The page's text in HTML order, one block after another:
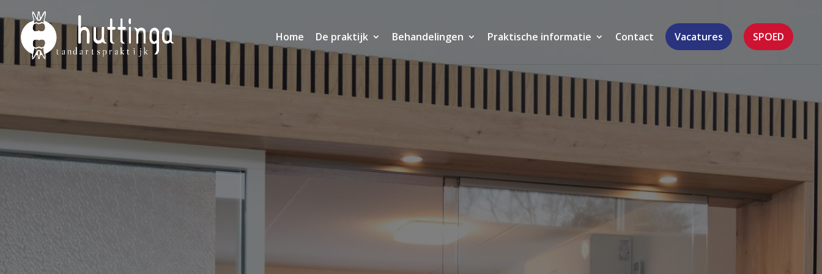
Home De praktijk Behandelingen Praktische informatie Contact Vacatures SPOED